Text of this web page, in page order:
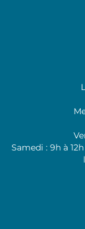
Samedi : 9h à